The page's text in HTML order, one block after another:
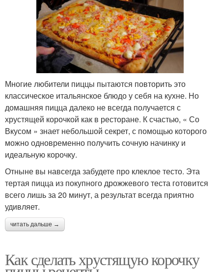
Многие любители пиццы пытаются повторить это
классическое итальянское блюдо у себя на кухне. Но
домашняя пицца далеко не всегда получается с
хрустящей корочкой как в ресторане. К счастью, « Со
Вкусом » знает небольшой секрет, с помощью которого
можно одновременно получить сочную начинку и
идеальную корочку.
Отныне вы навсегда забудете про клеклое тесто. Эта
тертая пицца из покупного дрожжевого теста готовится
всего лишь за 20 минут, а результат всегда приятно
удивляет.
читать дальше →
Как сделать хрустящую корочку